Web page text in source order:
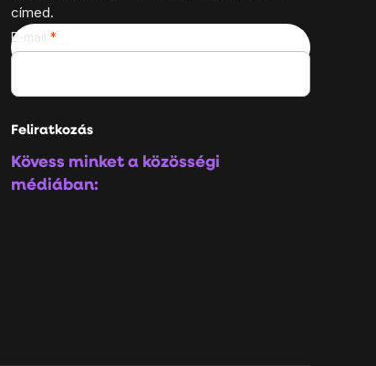
címed.
E-mail
Feliratkozás
Kövess minket a közösségi
médiában: